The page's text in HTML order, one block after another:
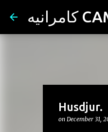
Husdjur.
on December 31,